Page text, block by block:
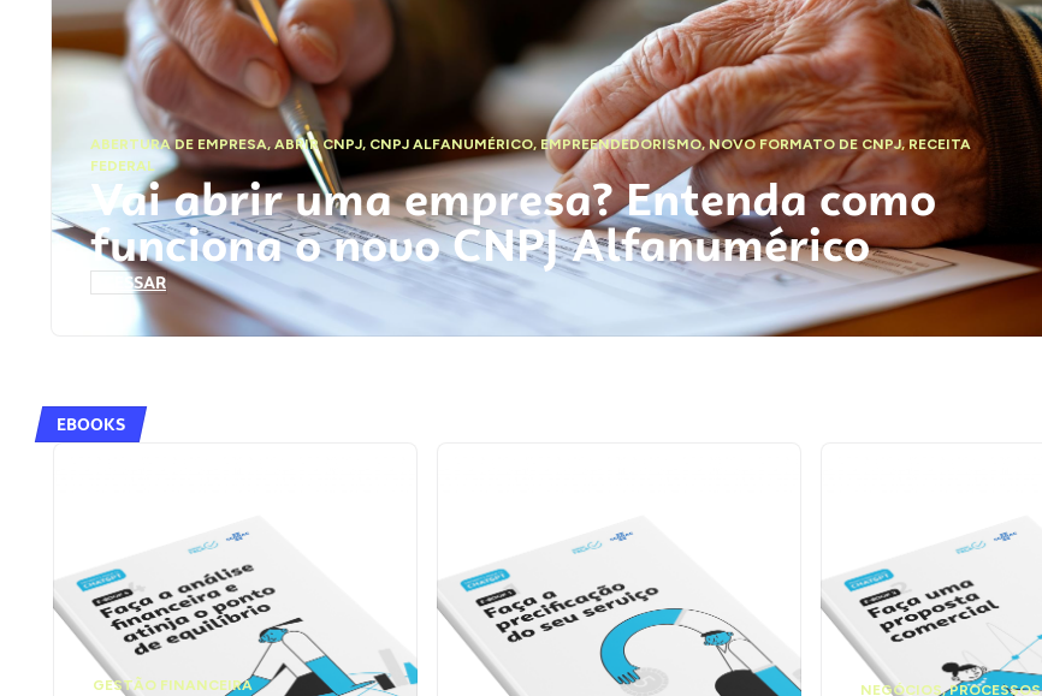
ABERTURA DE EMPRESA,ABRIR CNPJ, CNPJ ALFANUMÉRICO, EMPREENDEDORISMO,NOVO FORMATO DE CNPJ,RECEITA
FEDERAL
Vai abrir uma empresa? Entenda como
funciona o novo CNPJ Alfanumérico
ACESSAR
EBOOKS
GESTÃO FINANCEIRA NEGÓCIOS,PROCESSOS